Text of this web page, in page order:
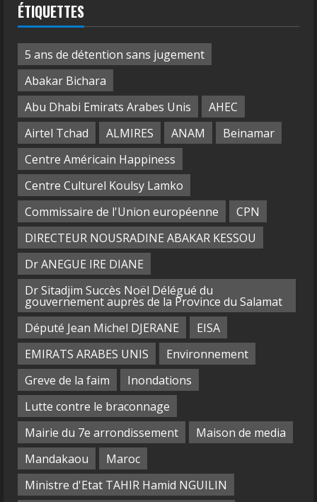
ÉTIQUETTES
5 ans de détention sans jugement
Abakar Bichara
Abu Dhabi Emirats Arabes Unis
AHEC
Airtel Tchad
ALMIRES ANAM
Beinamar
Centre Américain Happiness
Centre Culturel Koulsy Lamko
Commissaire de l'Union européenne
CPN
DIRECTEUR NOUSRADINE ABAKAR KESSOU
Dr ANEGUE IRE DIANE
Dr Sitadjim Succès Noël Délégué du
gouvernement auprès de la Province du Salamat
Député Jean Michel DJERANE
EISA
EMIRATS ARABES UNIS
Environnement
Greve de la faim
Inondations
Lutte contre le braconnage
Mairie du 7e arrondissement
Maison de media
Mandakaou
Maroc
Ministre d'Etat TAHIR Hamid NGUILIN